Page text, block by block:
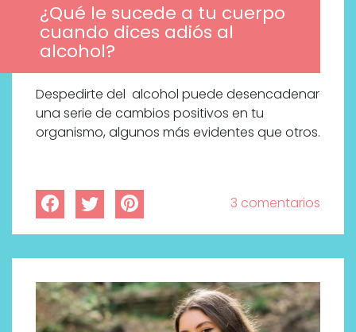
¿Qué le sucede a tu cuerpo
cuando dices adiós al
alcohol?
Despedirte del alcohol puede desencadenar
una serie de cambios positivos en tu
organismo, algunos más evidentes que otros.
3 comentarios